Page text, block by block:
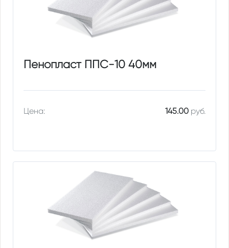
Пенопласт ППС-10 40мм
Цена: 145.00руб.